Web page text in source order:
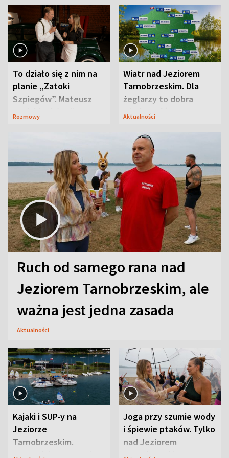
To działo się z nim na
planie „Zatoki
Szpiegów”. Mateusz
Janicki odsłonił
Rozmowy
Wiatr nad Jeziorem
Tarnobrzeskim. Dla
żeglarzy to dobra
wiadomość
Aktualności
Ruch od samego rana nad
Jeziorem Tarnobrzeskim, ale
ważna jest jedna zasada
Aktualności
Kajaki i SUP-y na
Jeziorze
Tarnobrzeskim.
Przyrodnicy zwracają
Joga przy szumie wody
i śpiewie ptaków. Tylko
nad Jeziorem
Tarnobrzeskim